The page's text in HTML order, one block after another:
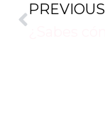
PREVIOUS